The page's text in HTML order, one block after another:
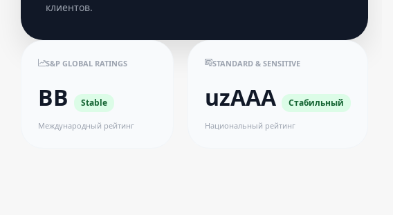
клиентов.
S&P GLOBAL RATINGS
BB Stable
Международный рейтинг
STANDARD & SENSITIVE
uzAAA Стабильный
Национальный рейтинг